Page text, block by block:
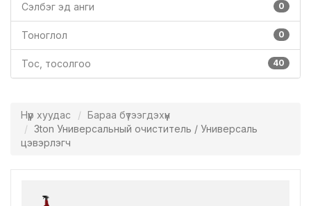
Сэлбэг эд анги 0
Тоноглол 0
Тос, тосолгоо 40
Нүүр хуудас
Бараа бүтээгдэхүүн
3ton Универсальный очиститель / Универсаль
цэвэрлэгч